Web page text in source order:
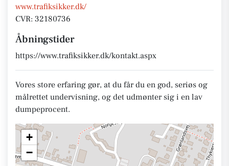
www.trafiksikker.dk/
CVR: 32180736
Åbningstider
https://www.trafiksikker.dk/kontakt.aspx
Vores store erfaring gør, at du får du en god, seriøs og
målrettet undervisning, og det udmønter sig i en lav
dumpeprocent.​
+
−